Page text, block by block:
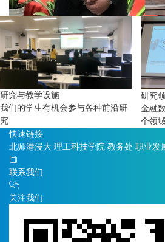
研究与教学设施
我们的学生有机会参与各种前沿研
究
研究
金融
个领
快速链接
北师港浸大 理工科技学院 教务处 职业发
联系我们
关注我们